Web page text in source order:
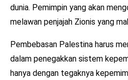
dunia. Pemimpin yang akan
melawan penjajah Zionis yang
Pembebasan Palestina harus
dalam penegakkan sistem
hanya dengan tegaknya